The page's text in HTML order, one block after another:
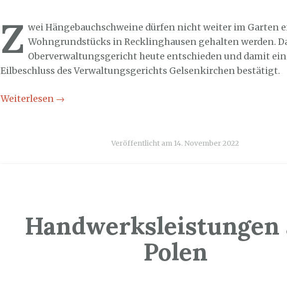
Z wei Hängebauchschweine dürfen nicht weiter im Garten
Wohngrundstücks in Recklinghausen gehalten werden.
Oberverwaltungsgericht heute entschieden und damit
Eilbeschluss des Verwaltungsgerichts Gelsenkirchen bestätigt.
Weiterlesen →
Veröffentlicht am 14. November 2022
Handwerksleistungen
Polen